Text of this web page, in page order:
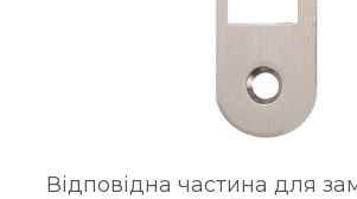
Відповідна частина для